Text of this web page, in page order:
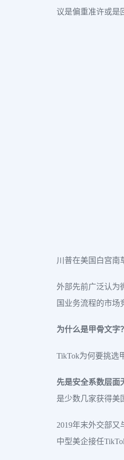
议是偏重准许或是
川普在美国白宫南
外部先前广泛认为
国业务流程的市场
为什么是甲骨文字
TikTok为何要挑选
先是安全系数层面
是少数几家获得美
2019年末外交部
中型美企接任